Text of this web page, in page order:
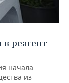
реагент
начала
из